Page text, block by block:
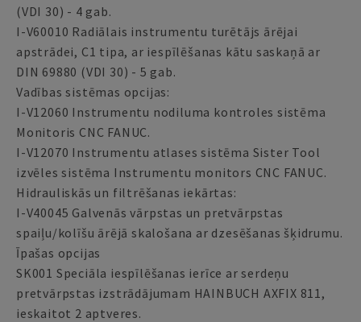
(VDI 30) - 4 gab.
I-V60010 Radiālais instrumentu turētājs ārējai
apstrādei, C1 tipa, ar iespīlēšanas kātu saskaņā ar
DIN 69880 (VDI 30) - 5 gab.
Vadības sistēmas opcijas:
I-V12060 Instrumentu nodiluma kontroles sistēma
Monitoris CNC FANUC.
I-V12070 Instrumentu atlases sistēma Sister Tool
izvēles sistēma Instrumentu monitors CNC FANUC.
Hidrauliskās un filtrēšanas iekārtas:
I-V40045 Galvenās vārpstas un pretvārpstas
spaiļu/kolīšu ārējā skalošana ar dzesēšanas šķidrumu.
Īpašas opcijas
SK001 Speciāla iespīlēšanas ierīce ar serdeņu
pretvārpstas izstrādājumam HAINBUCH AXFIX 811,
ieskaitot 2 aptveres.